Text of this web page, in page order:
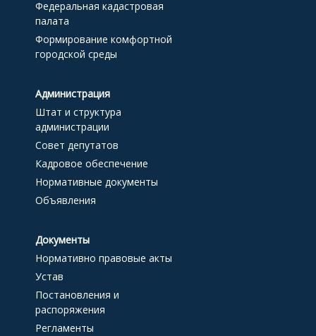
Федеральная кадастровая
палата
Формирование комфортной
городской среды
Администрация
Штат и структура
администрации
Совет депутатов
Кадровое обеспечение
Нормативные документы
Объявления
Документы
Нормативно правовые акты
Устав
Постановления и
распоряжения
Регламенты